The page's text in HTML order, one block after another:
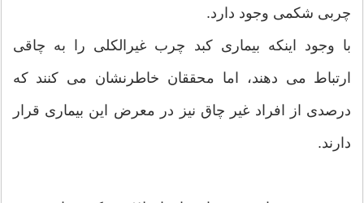
چربی شکمی وجود دارد.
با وجود اینکه بیماری کبد چرب غیرالکلی را به چاقی
ارتباط می دهند، اما محققان خاطرنشان می کنند که
درصدی از افراد غیر چاق نیز در معرض این بیماری قرار
دارند.